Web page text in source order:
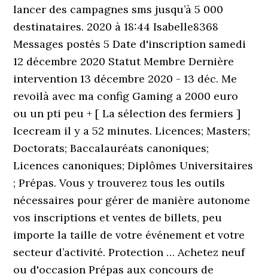
lancer des campagnes sms jusqu’à 5 000
destinataires. 2020 à 18:44 Isabelle8368
Messages postés 5 Date d'inscription samedi
12 décembre 2020 Statut Membre Dernière
intervention 13 décembre 2020 - 13 déc. Me
revoilà avec ma config Gaming a 2000 euro
ou un pti peu + [ La sélection des fermiers ]
Icecream il y a 52 minutes. Licences; Masters;
Doctorats; Baccalauréats canoniques;
Licences canoniques; Diplômes Universitaires
; Prépas. Vous y trouverez tous les outils
néces­saires pour gérer de manière autonome
vos inscriptions et ventes de billets, peu
importe la taille de votre événement et votre
secteur d’activité. Protection … Achetez neuf
ou d'occasion Prépas aux concours de